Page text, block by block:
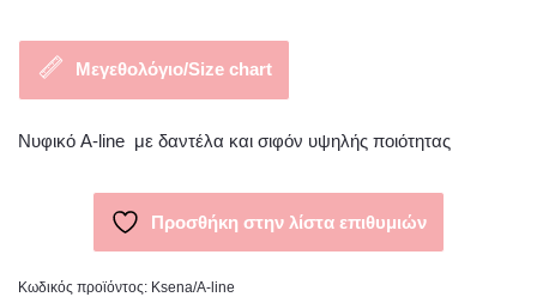
Μεγεθολόγιο/Size chart
Νυφικό A-line με δαντέλα και σιφόν υψηλής ποιότητας
Προσθήκη στην λίστα επιθυμιών
Κωδικός προϊόντος: Ksena/A-line